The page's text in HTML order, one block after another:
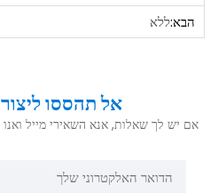
הבא:ללא
אל תהססו
אם יש לך שאלות, אנא השאירי מייל